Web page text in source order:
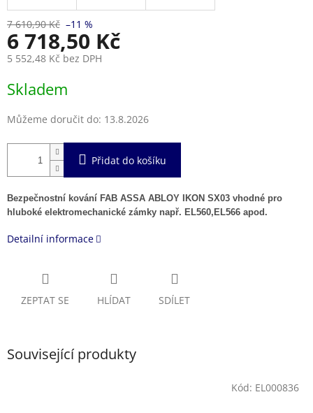
7 610,90 Kč –11 %
6 718,50 Kč
5 552,48 Kč bez DPH
cena:
Skladem
Můžeme doručit do: 13.8.2026
Přidat do košíku
Bezpečnostní kování FAB ASSA ABLOY IKON SX03 vhodné pro
hluboké elektromechanické zámky např. EL560,EL566 apod.
Detailní informace
ZEPTAT SE HLÍDAT SDÍLET
Související produkty
Kód: EL000836